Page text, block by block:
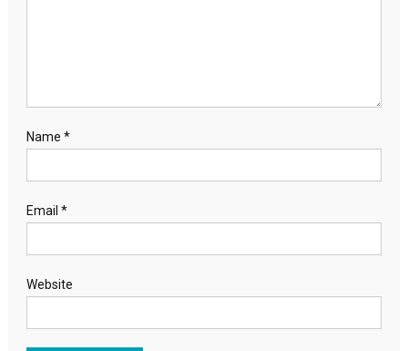
Name *
Email *
Website